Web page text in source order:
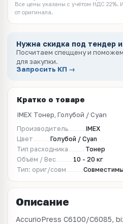
Все цены указаны с учётом НДС 22%.
от оригинала.
Нужна скидка под тендер
Посчитаем спеццену и
для закупки.
Запросить КП →
Кратко о товаре
IMEX Тонер, Голубой / Cyan
Производитель
IMEX
Цвет
Голубой / Cyan
Тип расходника
Тонер
Объём / Вес
10 - 20 кг
Тип: ориг/совм
Описание
AccurioPress C6100/C6085,